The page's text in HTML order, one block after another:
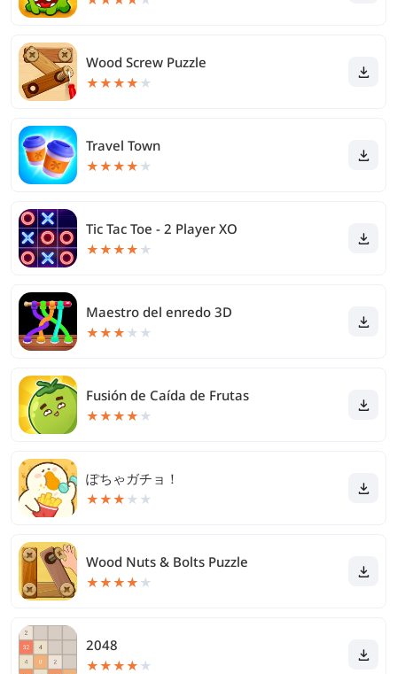
Wood Screw Puzzle
★★★★ ★
Travel Town
★★★★ ★
Tic Tac Toe - 2 Player XO
★★★★ ★
Maestro del enredo 3D
★★★ ★ ★
Fusión de Caída de Frutas
★★★★ ★
ぽちゃガチョ！
★★★ ★ ★
Wood Nuts & Bolts Puzzle
★★★★ ★
2048
★★★★ ★